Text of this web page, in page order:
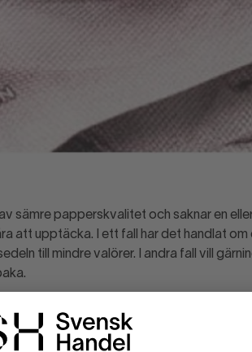
sämre papperskvalitet och saknar en
att upptäcka. I ett fall har det handlat om
till mindre valörer. I andra fall vill
inom handeln en stor roll. I takt
ovana vid att hantera sedlar.